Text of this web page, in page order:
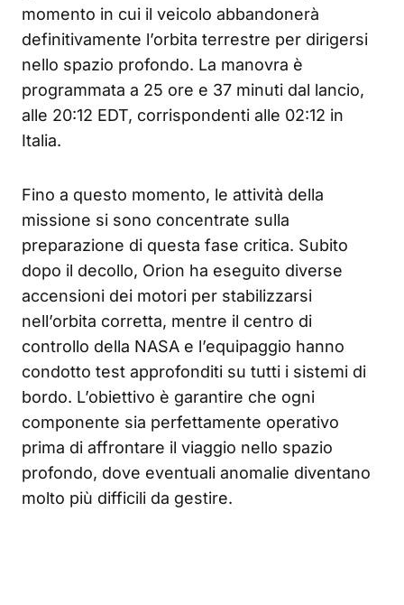
momento in cui il veicolo abbandonerà
definitivamente l’orbita terrestre per dirigersi
nello spazio profondo. La manovra è
programmata a 25 ore e 37 minuti dal lancio,
alle 20:12 EDT, corrispondenti alle 02:12 in
Italia.
Fino a questo momento, le attività della
missione si sono concentrate sulla
preparazione di questa fase critica. Subito
dopo il decollo, Orion ha eseguito diverse
accensioni dei motori per stabilizzarsi
nell’orbita corretta, mentre il centro di
controllo della NASA e l’equipaggio hanno
condotto test approfonditi su tutti i sistemi di
bordo. L’obiettivo è garantire che ogni
componente sia perfettamente operativo
prima di affrontare il viaggio nello spazio
profondo, dove eventuali anomalie diventano
molto più difficili da gestire.